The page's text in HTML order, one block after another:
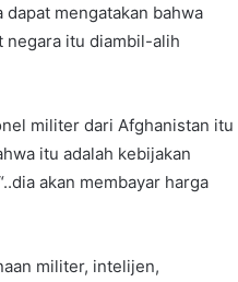
mengatakan bahwa
negara itu diambil-alih
militer dari Afghanistan itu
itu adalah kebijakan
akan membayar harga
militer, intelijen,